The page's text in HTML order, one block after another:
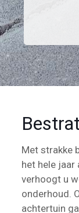
Met strakke
het hele jaar
verhoogt u
onderhoud.
achtertuin